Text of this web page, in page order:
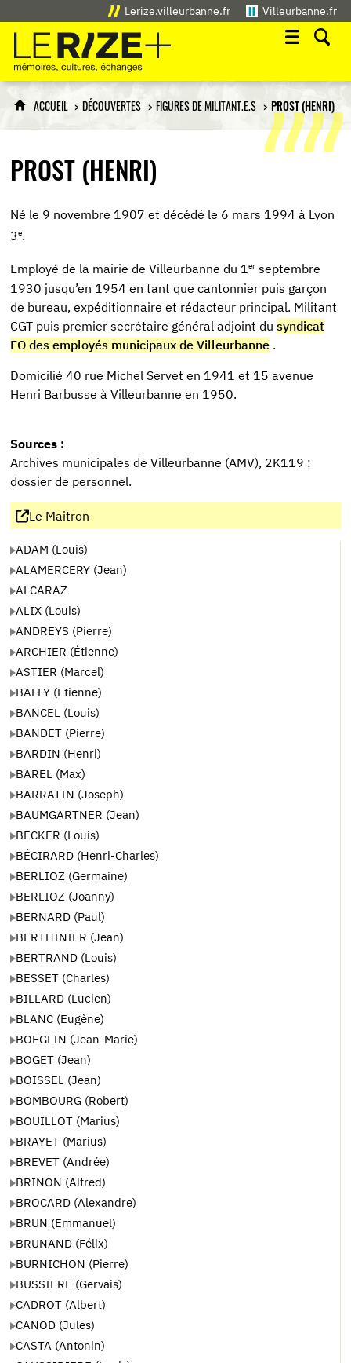
Lerize.villeurbanne.fr Villeurbanne.fr
Le Rize+
mémoires, cultures, échanges
ACCUEIL DÉCOUVERTES FIGURES DE MILITANT.E.S PROST (HENRI)
PROST (HENRI)
Né le 9 novembre 1907 et décédé le 6 mars 1994 à Lyon
3e.
Employé de la mairie de Villeurbanne du 1er septembre
1930 jusqu’en 1954 en tant que cantonnier puis garçon
de bureau, expéditionnaire et rédacteur principal. Militant
CGT puis premier secrétaire général adjoint dusyndicat
FO des employés municipaux de Villeurbanne .
Domicilié 40 rue Michel Servet en 1941 et 15 avenue
Henri Barbusse à Villeurbanne en 1950.
Sources :
Archives municipales de Villeurbanne (AMV), 2K119 :
dossier de personnel.
Le Maitron
ADAM (Louis)
ALAMERCERY (Jean)
ALCARAZ
ALIX (Louis)
ANDREYS (Pierre)
ARCHIER (Étienne)
ASTIER (Marcel)
BALLY (Etienne)
BANCEL (Louis)
BANDET (Pierre)
BARDIN (Henri)
BAREL (Max)
BARRATIN (Joseph)
BAUMGARTNER (Jean)
BECKER (Louis)
BÉCIRARD (Henri-Charles)
BERLIOZ (Germaine)
BERLIOZ (Joanny)
BERNARD (Paul)
BERTHINIER (Jean)
BERTRAND (Louis)
BESSET (Charles)
BILLARD (Lucien)
BLANC (Eugène)
BOEGLIN (Jean-Marie)
BOGET (Jean)
BOISSEL (Jean)
BOMBOURG (Robert)
BOUILLOT (Marius)
BRAYET (Marius)
BREVET (Andrée)
BRINON (Alfred)
BROCARD (Alexandre)
BRUN (Emmanuel)
BRUNAND (Félix)
BURNICHON (Pierre)
BUSSIERE (Gervais)
CADROT (Albert)
CANOD (Jules)
CASTA (Antonin)